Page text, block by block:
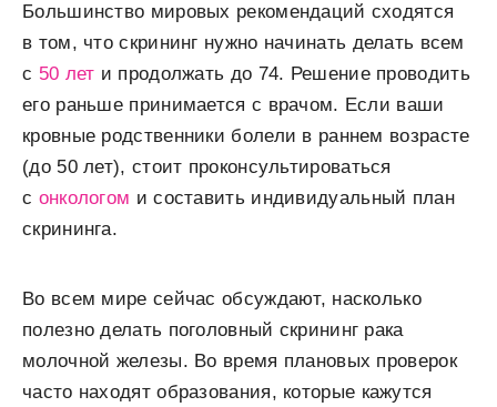
Большинство мировых рекомендаций сходятся
в том, что скрининг нужно начинать делать всем
с 50 лет и продолжать до 74. Решение проводить
его раньше принимается с врачом. Если ваши
кровные родственники болели в раннем возрасте
(до 50 лет), стоит проконсультироваться
с онкологом и составить индивидуальный план
скрининга.
Во всем мире сейчас обсуждают, насколько
полезно делать поголовный скрининг рака
молочной железы. Во время плановых проверок
часто находят образования, которые кажутся